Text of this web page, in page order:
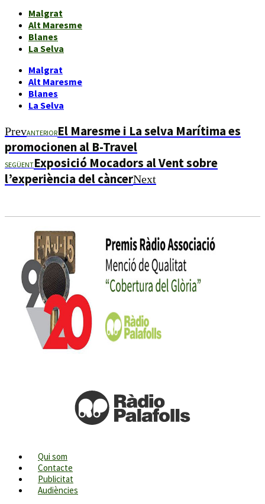
Malgrat
Alt Maresme
Blanes
La Selva
Malgrat
Alt Maresme
Blanes
La Selva
PrevANTERIOREl Maresme i La selva Marítima es
promocionen al B-Travel
SEGÜENTExposició Mocadors al Vent sobre
l’experiència del càncerNext
Qui som
Contacte
Publicitat
Audiències